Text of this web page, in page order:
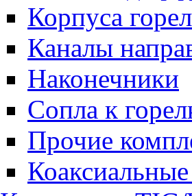
Корпуса
Каналы
Наконечники
Сопла к
Прочие